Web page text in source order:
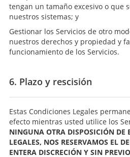
tengan un tamaño excesivo o que
nuestros sistemas; y
Gestionar los Servicios de otro
nuestros derechos y propiedad y
funcionamiento de los Servicios.
6. Plazo y rescisión
Estas Condiciones Legales
efecto mientras usted utilice los
NINGUNA OTRA DISPOSICIÓN DE
LEGALES, NOS RESERVAMOS EL
ENTERA DISCRECIÓN Y SIN